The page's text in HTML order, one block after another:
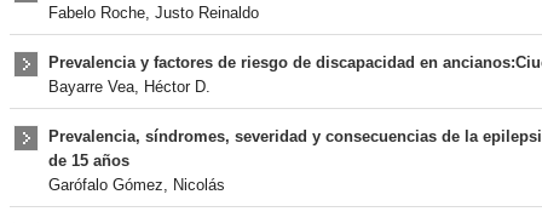
Fabelo Roche, Justo Reinaldo
Prevalencia y factores de riesgo de discapacidad en
Bayarre Vea, Héctor D.
Prevalencia, síndromes, severidad y consecuencias de la
de 15 años
Garófalo Gómez, Nicolás